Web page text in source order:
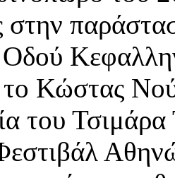
στην
Κώστας
του